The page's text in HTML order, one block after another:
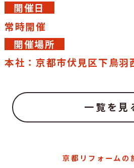
開催日
常時開催
開催場所
本社：京都市伏見区下鳥羽
一覧を見
京都リフォームの